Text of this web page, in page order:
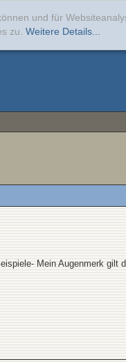
und für
zu. Weitere Details...
Mein Augenmerk